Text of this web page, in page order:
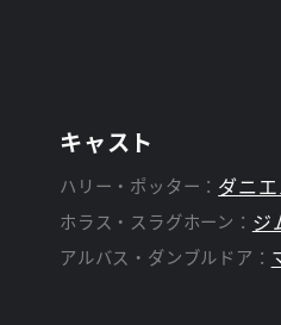
キャスト
ハリー・ポッター： ダニ
ホラス・スラグホーン： ジ
アルバス・ダンブルドア：